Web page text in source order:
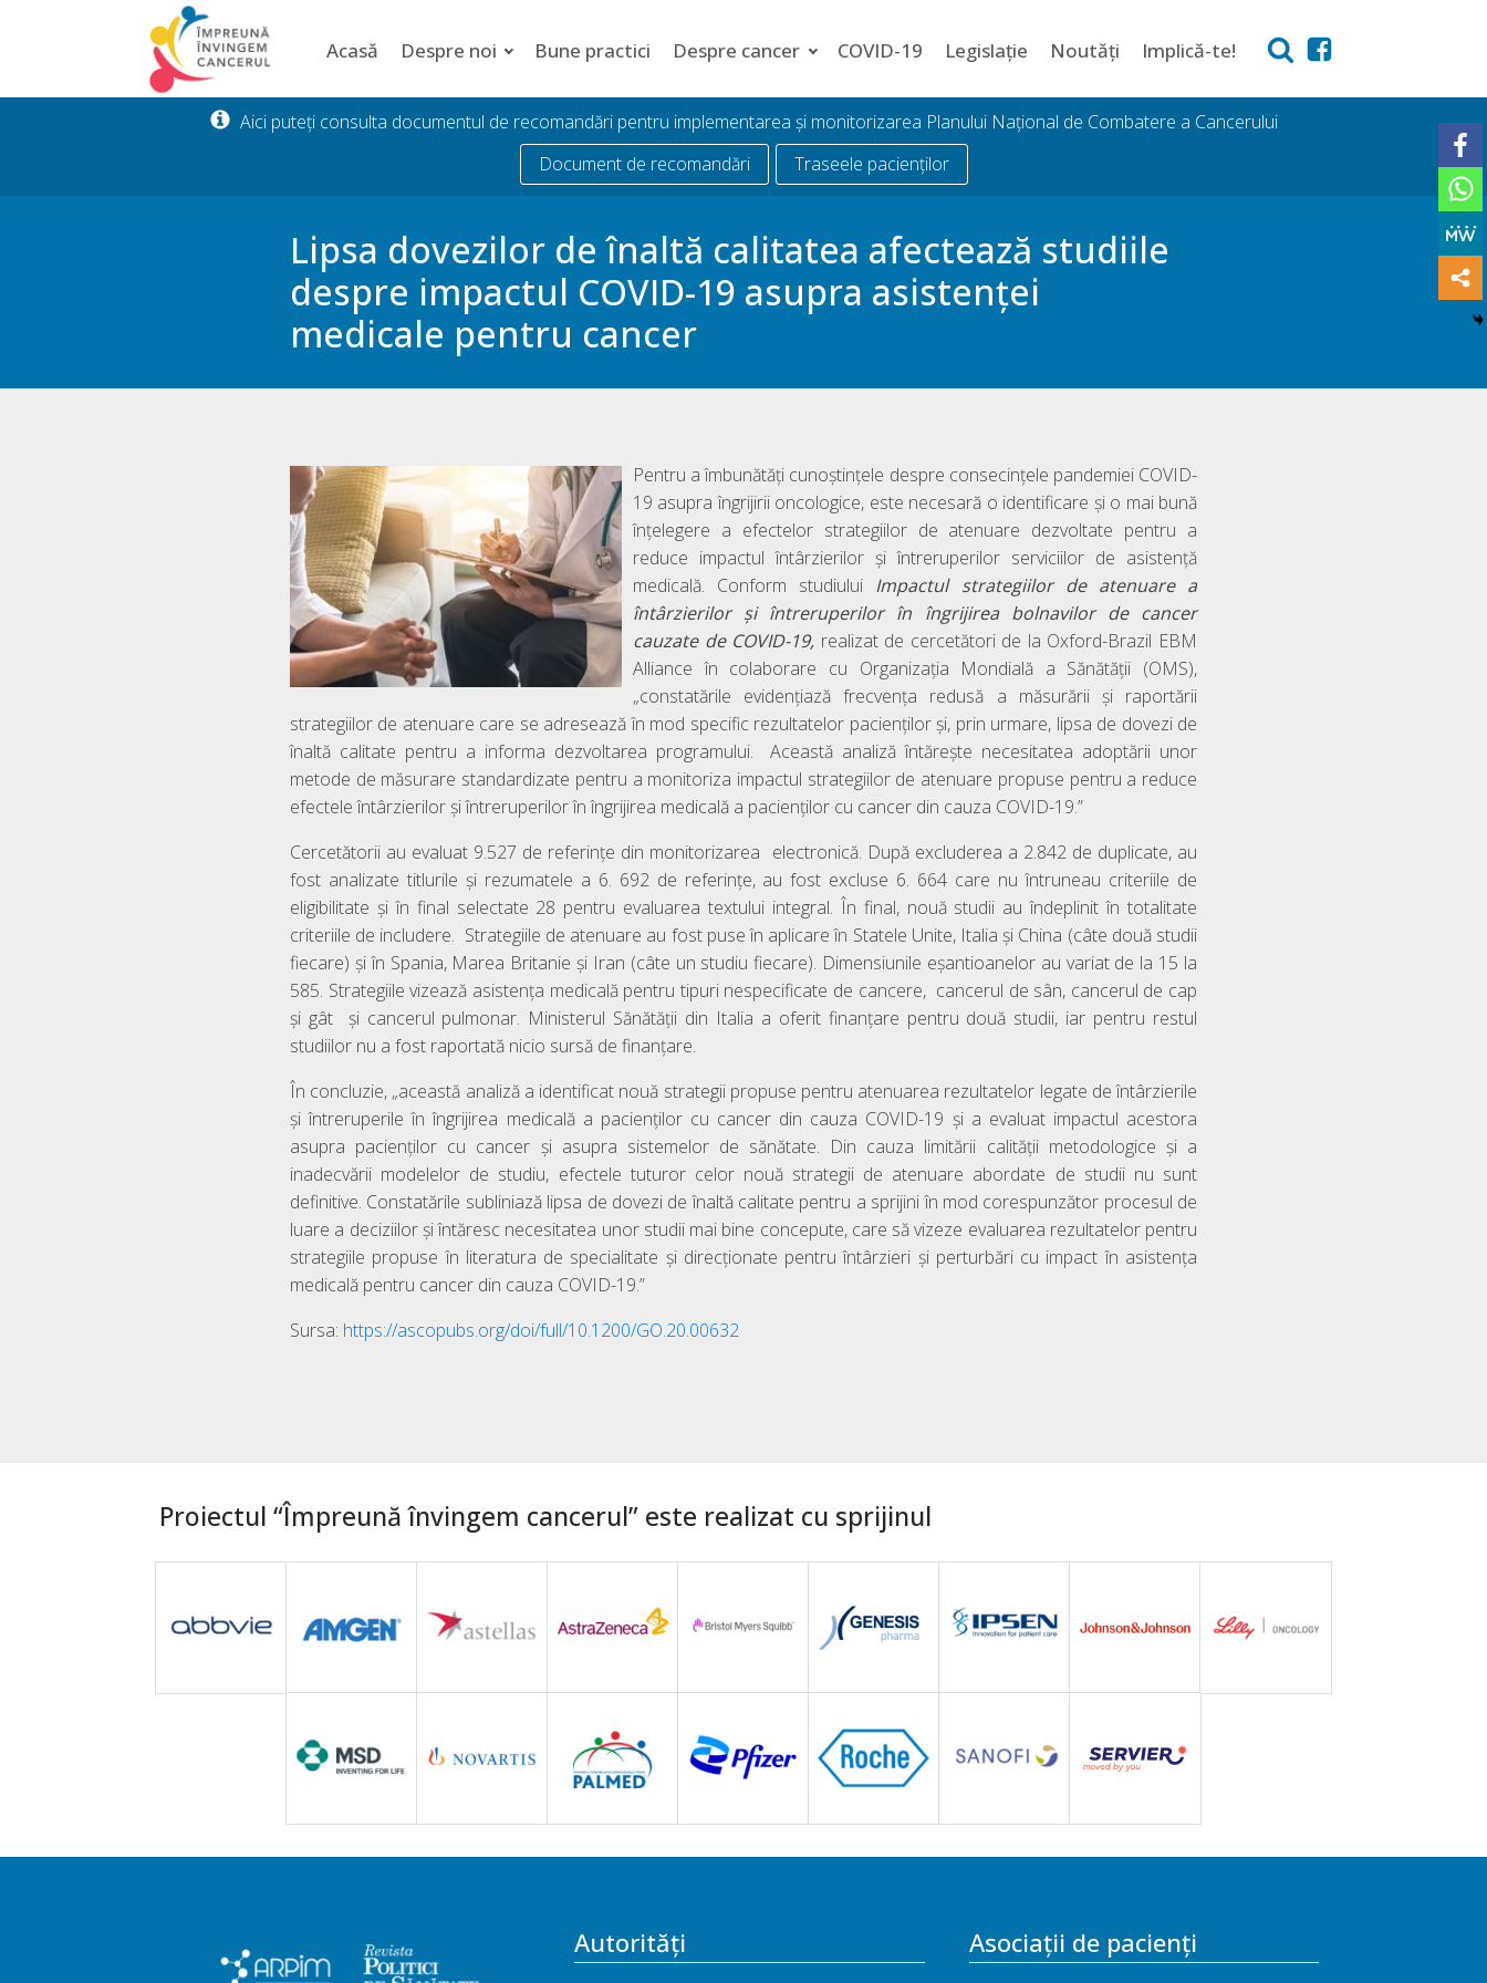
Acasă Despre noi Bune practici Despre cancer COVID-19 Legislație Noutăți Implică-te!
Aici puteți consulta documentul de recomandări pentru implementarea și monitorizarea Planului Național de Combatere a Cancerului
Document de recomandări
Traseele pacienților
Lipsa dovezilor de înaltă calitatea afectează studiile
despre impactul COVID-19 asupra asistenței
medicale pentru cancer
Pentru a îmbunătăți cunoștințele despre consecințele pandemiei COVID-
19 asupra îngrijirii oncologice, este necesară o identificare și o mai bună
înțelegere a efectelor strategiilor de atenuare dezvoltate pentru a
reduce impactul întârzierilor și întreruperilor serviciilor de asistență
medicală. Conform studiului Impactul strategiilor de atenuare a
întârzierilor și întreruperilor în îngrijirea bolnavilor de cancer
cauzate de COVID-19, realizat de cercetători de la Oxford-Brazil EBM
Alliance în colaborare cu Organizația Mondială a Sănătății (OMS),
„constatările evidențiază frecvența redusă a măsurării și raportării
strategiilor de atenuare care se adresează în mod specific rezultatelor pacienților și, prin urmare, lipsa de dovezi de
înaltă calitate pentru a informa dezvoltarea programului. Această analiză întărește necesitatea adoptării unor
metode de măsurare standardizate pentru a monitoriza impactul strategiilor de atenuare propuse pentru a reduce
efectele întârzierilor și întreruperilor în îngrijirea medicală a pacienților cu cancer din cauza COVID-19.”
Cercetătorii au evaluat 9.527 de referințe din monitorizarea electronică. După excluderea a 2.842 de duplicate, au
fost analizate titlurile și rezumatele a 6. 692 de referințe, au fost excluse 6. 664 care nu întruneau criteriile de
eligibilitate și în final selectate 28 pentru evaluarea textului integral. În final, nouă studii au îndeplinit în totalitate
criteriile de includere. Strategiile de atenuare au fost puse în aplicare în Statele Unite, Italia și China (câte două studii
fiecare) și în Spania, Marea Britanie și Iran (câte un studiu fiecare). Dimensiunile eșantioanelor au variat de la 15 la
585. Strategiile vizează asistența medicală pentru tipuri nespecificate de cancere, cancerul de sân, cancerul de cap
și gât și cancerul pulmonar. Ministerul Sănătății din Italia a oferit finanțare pentru două studii, iar pentru restul
studiilor nu a fost raportată nicio sursă de finanțare.
În concluzie, „această analiză a identificat nouă strategii propuse pentru atenuarea rezultatelor legate de întârzierile
și întreruperile în îngrijirea medicală a pacienților cu cancer din cauza COVID-19 și a evaluat impactul acestora
asupra pacienților cu cancer și asupra sistemelor de sănătate. Din cauza limitării calității metodologice și a
inadecvării modelelor de studiu, efectele tuturor celor nouă strategii de atenuare abordate de studii nu sunt
definitive. Constatările subliniază lipsa de dovezi de înaltă calitate pentru a sprijini în mod corespunzător procesul de
luare a deciziilor și întăresc necesitatea unor studii mai bine concepute, care să vizeze evaluarea rezultatelor pentru
strategiile propuse în literatura de specialitate și direcționate pentru întârzieri și perturbări cu impact în asistența
medicală pentru cancer din cauza COVID-19.”
Sursa: https://ascopubs.org/doi/full/10.1200/GO.20.00632
Proiectul “Împreună învingem cancerul” este realizat cu sprijinul
Autorități Asociații de pacienți